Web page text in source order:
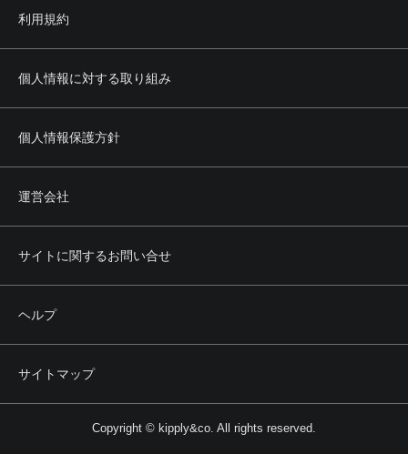
利用規約
個人情報に対する取り組み
個人情報保護方針
運営会社
サイトに関するお問い合せ
ヘルプ
サイトマップ
Copyright © kipply&co. All rights reserved.